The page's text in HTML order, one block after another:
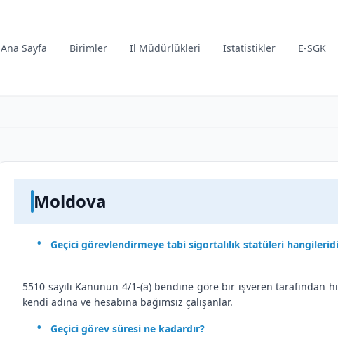
Ana Sayfa Birimler İl Müdürlükleri İstatistikler E-SGK
Moldova
Geçici görevlendirmeye tabi sigortalılık statüleri
5510 sayılı Kanunun 4/1-(a) bendine göre bir işveren
kendi adına ve hesabına bağımsız çalışanlar.
Geçici görev süresi ne kadardır?